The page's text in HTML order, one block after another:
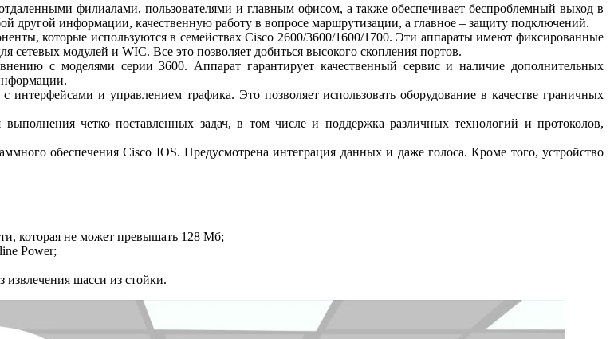
филиалами, пользователями и главным офисом, а также обеспечивает беспроблемный выход в
другой информации, качественную работу в вопросе маршрутизации, а главное – защиту подключений.
которые используются в семействах Cisco 2600/3600/1600/1700. Эти аппараты имеют фиксированные
модулей и WIC. Все это позволяет добиться высокого скопления портов.
с моделями серии 3600. Аппарат гарантирует качественный сервис и наличие дополнительных
и управлением трафика. Это позволяет использовать оборудование в качестве граничных
четко поставленных задач, в том числе и поддержка различных технологий и протоколов,
обеспечения Cisco IOS. Предусмотрена интеграция данных и даже голоса. Кроме того, устройство
которая не может превышать 128 Мб;
Power;
шасси из стойки.